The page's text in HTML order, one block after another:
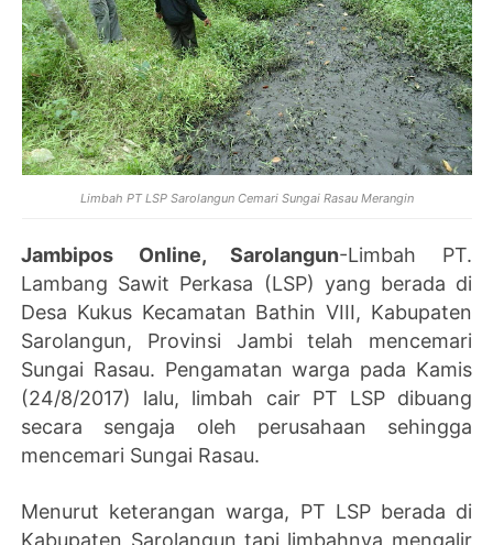
Limbah PT LSP Sarolangun Cemari Sungai Rasau Merangin
Jambipos Online, Sarolangun-Limbah PT.
Lambang Sawit Perkasa (LSP) yang berada di
Desa Kukus Kecamatan Bathin VIII, Kabupaten
Sarolangun, Provinsi Jambi telah mencemari
Sungai Rasau. Pengamatan warga pada Kamis
(24/8/2017) lalu, limbah cair PT LSP dibuang
secara sengaja oleh perusahaan sehingga
mencemari Sungai Rasau.
Menurut keterangan warga, PT LSP berada di